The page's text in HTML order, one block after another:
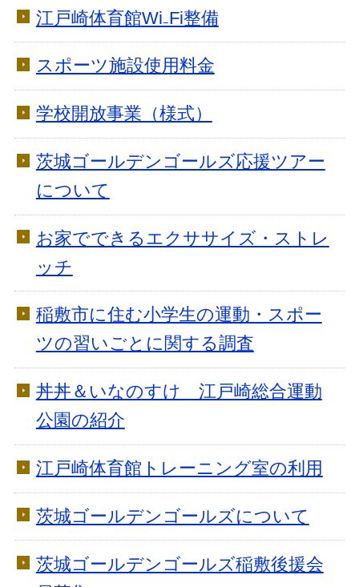
江戸崎体育館Wi₋Fi整備
スポーツ施設使用料金
学校開放事業（様式）
茨城ゴールデンゴールズ応援ツアー
について
お家でできるエクササイズ・ストレ
ッチ
稲敷市に住む小学生の運動・スポー
ツの習いごとに関する調査
丼丼＆いなのすけ 江戸崎総合運動
公園の紹介
江戸崎体育館トレーニング室の利用
茨城ゴールデンゴールズについて
茨城ゴールデンゴールズ稲敷後援会